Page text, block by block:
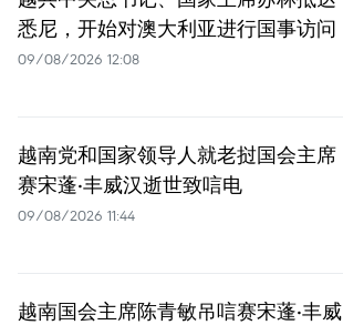
悉尼，开始对澳大利亚进行国事访问
09/08/2026 12:08
越南党和国家领导人就老挝国会主席
赛宋蓬·丰威汉逝世致唁电
09/08/2026 11:44
越南国会主席陈青敏吊唁赛宋蓬·丰威